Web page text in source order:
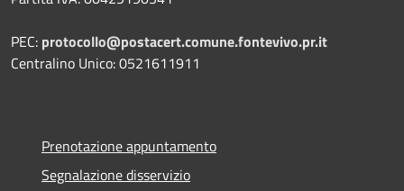
PEC: protocollo@postacert.comune.fontevivo.pr.it
Centralino Unico: 0521611911
Prenotazione appuntamento
Segnalazione disservizio